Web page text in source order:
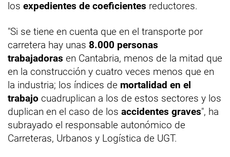
los expedientes de coeficientes reductores.
"Si se tiene en cuenta que en el transporte por
carretera hay unas 8.000 personas
trabajadoras en Cantabria, menos de la mitad que
en la construcción y cuatro veces menos que en
la industria; los índices de mortalidad en el
trabajo cuadruplican a los de estos sectores y los
duplican en el caso de los accidentes graves", ha
subrayado el responsable autonómico de
Carreteras, Urbanos y Logística de UGT.